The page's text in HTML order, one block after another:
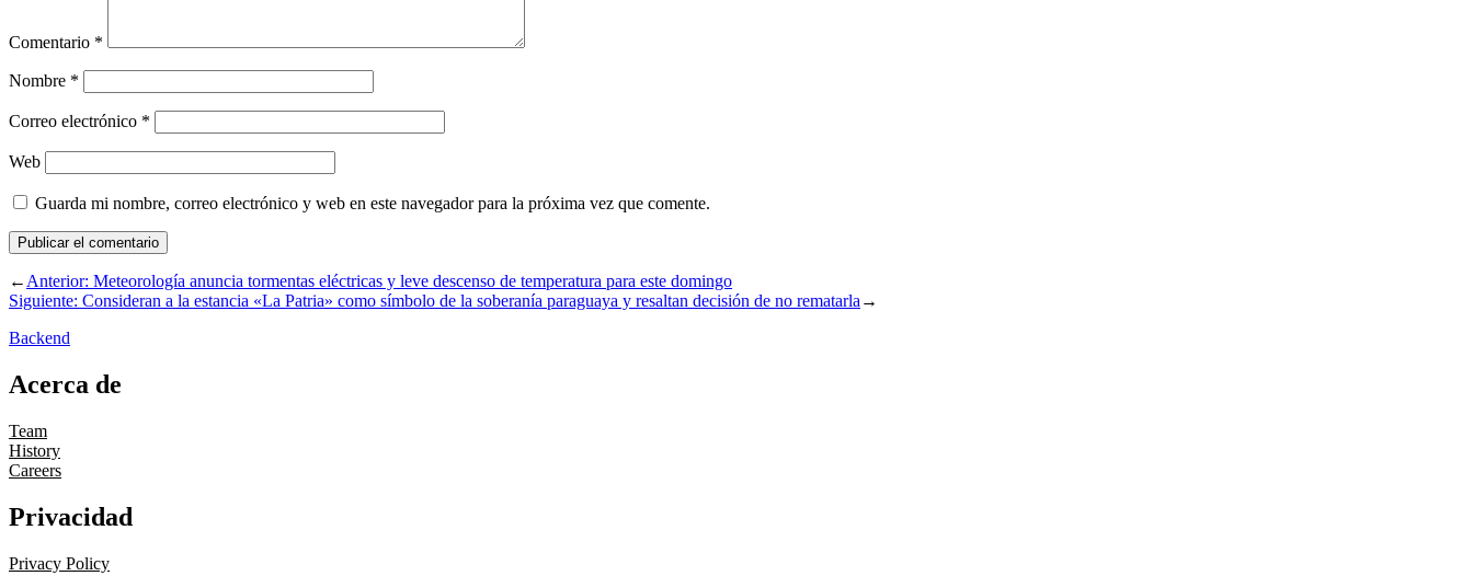
Comentario *
Nombre *
Correo electrónico *
Web
Guarda mi nombre, correo electrónico y web en este navegador para la próxima vez que comente.
←Anterior: Meteorología anuncia tormentas eléctricas y leve descenso de temperatura para este domingo
Siguiente: Consideran a la estancia «La Patria» como símbolo de la soberanía paraguaya y resaltan decisión de no rematarla→
Backend
Acerca de
Team
History
Careers
Privacidad
Privacy Policy